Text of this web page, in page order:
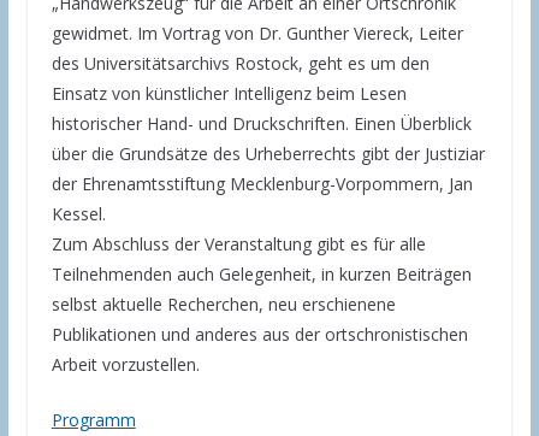
gewidmet. Im Vortrag von Dr. Gunther Viereck, Leiter
des Universitätsarchivs Rostock, geht es um den
Einsatz von künstlicher Intelligenz beim Lesen
historischer Hand- und Druckschriften. Einen Überblick
über die Grundsätze des Urheberrechts gibt der Justiziar
der Ehrenamtsstiftung Mecklenburg-Vorpommern, Jan
Kessel.
Zum Abschluss der Veranstaltung gibt es für alle
Teilnehmenden auch Gelegenheit, in kurzen Beiträgen
selbst aktuelle Recherchen, neu erschienene
Publikationen und anderes aus der ortschronistischen
Arbeit vorzustellen.
Programm